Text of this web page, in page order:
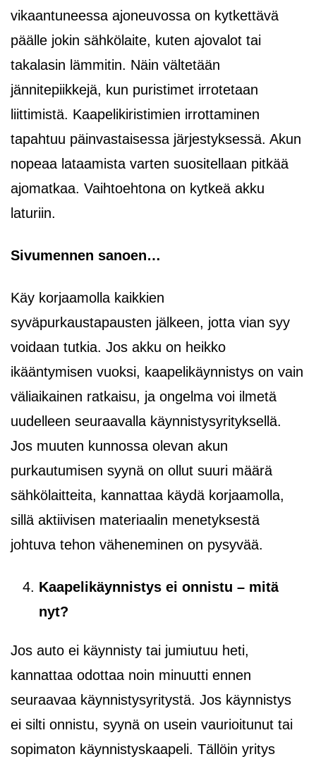
vikaantuneessa ajoneuvossa on kytkettävä
päälle jokin sähkölaite, kuten ajovalot tai
takalasin lämmitin. Näin vältetään
jännitepiikkejä, kun puristimet irrotetaan
liittimistä. Kaapelikiristimien irrottaminen
tapahtuu päinvastaisessa järjestyksessä. Akun
nopeaa lataamista varten suositellaan pitkää
ajomatkaa. Vaihtoehtona on kytkeä akku
laturiin.
Sivumennen sanoen…
Käy korjaamolla kaikkien
syväpurkaustapausten jälkeen, jotta vian syy
voidaan tutkia. Jos akku on heikko
ikääntymisen vuoksi, kaapelikäynnistys on vain
väliaikainen ratkaisu, ja ongelma voi ilmetä
uudelleen seuraavalla käynnistysyrityksellä.
Jos muuten kunnossa olevan akun
purkautumisen syynä on ollut suuri määrä
sähkölaitteita, kannattaa käydä korjaamolla,
sillä aktiivisen materiaalin menetyksestä
johtuva tehon väheneminen on pysyvää.
Kaapelikäynnistys ei onnistu – mitä
nyt?
Jos auto ei käynnisty tai jumiutuu heti,
kannattaa odottaa noin minuutti ennen
seuraavaa käynnistysyritystä. Jos käynnistys
ei silti onnistu, syynä on usein vaurioitunut tai
sopimaton käynnistyskaapeli. Tällöin yritys